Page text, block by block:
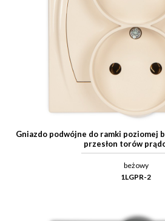
Gniazdo podwójne do ramki poziomej
przesłon torów
beżowy
1LGPR-2